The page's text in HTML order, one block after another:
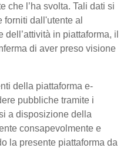
che l’ha svolta. Tali dati si
dall'utente al
dell’attività in piattaforma, il
di aver preso visione
della piattaforma e-
pubbliche tramite i
a disposizione della
consapevolmente e
la presente piattaforma da